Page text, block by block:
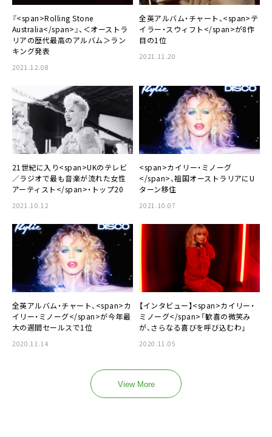
『<span>Rolling Stone
Australia</span>』、＜オーストラ
リアの歴代最高のアルバム＞ラン
キング発表
2021.12.08
全英アルバム・チャート、<span>テ
イラー・スウィフト</span>が8作
目の1位
2021.11.20
21世紀に入り<span>UKのテレビ
／ラジオで最も音楽が流れた女性
アーティスト</span>・トップ20
2021.10.12
<span>カイリー・ミノーグ
</span>、祖国オーストラリアにU
ターン移住
2021.10.07
全英アルバム・チャート、<span>カ
イリー・ミノーグ</span>が今年最
大の週間セールスで1位
2020.11.14
【インタビュー】<span>カイリー・
ミノーグ</span>「歓喜の微笑み
が、さらなる喜びを呼び込むわ」
2020.11.05
View More